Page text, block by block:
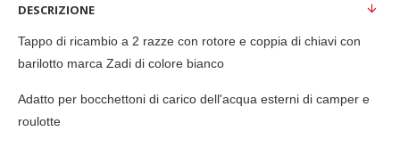
DESCRIZIONE
Tappo di ricambio a 2 razze con rotore e coppia di chiavi con
barilotto marca Zadi di colore bianco
Adatto per bocchettoni di carico dell'acqua esterni di camper e
roulotte